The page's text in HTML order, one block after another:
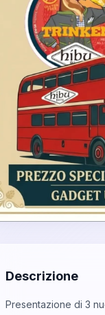
Descrizione
Presentazione di 3